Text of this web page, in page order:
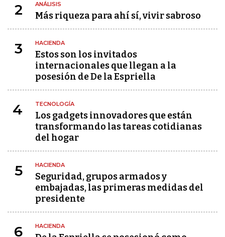
2 ANÁLISIS
Más riqueza para ahí sí, vivir sabroso
3 HACIENDA
Estos son los invitados
internacionales que llegan a la
posesión de De la Espriella
4 TECNOLOGÍA
Los gadgets innovadores que están
transformando las tareas cotidianas
del hogar
5 HACIENDA
Seguridad, grupos armados y
embajadas, las primeras medidas del
presidente
6 HACIENDA